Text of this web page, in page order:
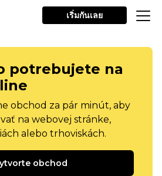
เริ่มกันเลย
potrebujete na
obchod za pár minút, aby
na webovej stránke,
alebo trhoviskách.
obchod